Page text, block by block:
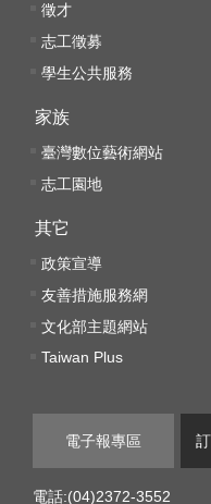
徵才
志工徵募
學生公共服務
家族
臺灣數位藝術網站
志工園地
其它
政策宣導
友善措施服務網
文化部主題網站
Taiwan Plus
電子報專區
電話:(04)2372-3552